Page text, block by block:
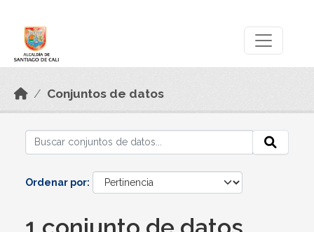
Conjuntos de datos
Ordenar por